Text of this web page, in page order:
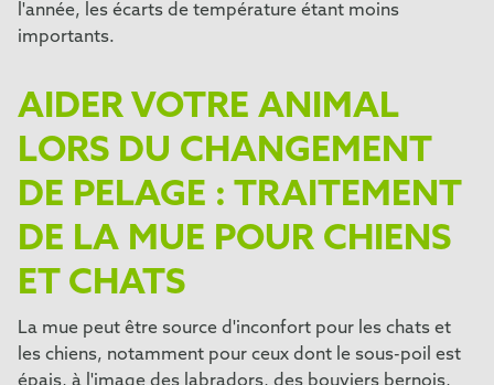
l'année, les écarts de température étant moins
importants.
AIDER VOTRE ANIMAL
LORS DU CHANGEMENT
DE PELAGE : TRAITEMENT
DE LA MUE POUR CHIENS
ET CHATS
La mue peut être source d'inconfort pour les chats et
les chiens, notamment pour ceux dont le sous-poil est
épais, à l'image des labradors, des bouviers bernois,